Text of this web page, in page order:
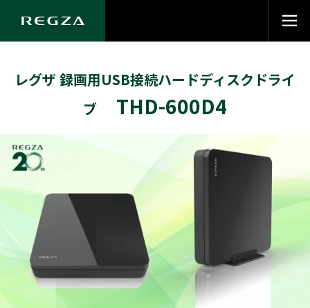
レグザ 録画用USB接続ハードディスクドライ
ブ
THD-600D4